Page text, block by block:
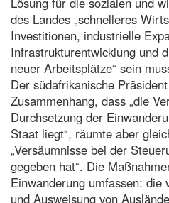
des Landes „schnelleres
Investitionen, industrielle
Infrastrukturentwicklung und
neuer Arbeitsplätze“ sein
Der südafrikanische
Zusammenhang, dass „die
Durchsetzung der
Staat liegt“, räumte aber
„Versäumnisse bei der
gegeben hat“. Die
Einwanderung umfassen: die
und Ausweisung von